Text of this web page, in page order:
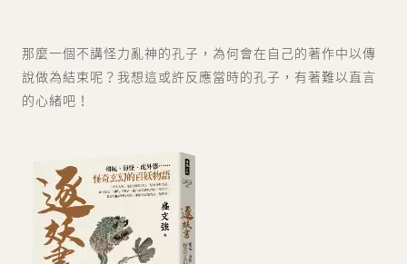
那麼一個不講怪力亂神的孔子，為何會在自己的著作中以傳
說做為結束呢？我想這或許反應當時的孔子，有著難以直言
的心緒吧！